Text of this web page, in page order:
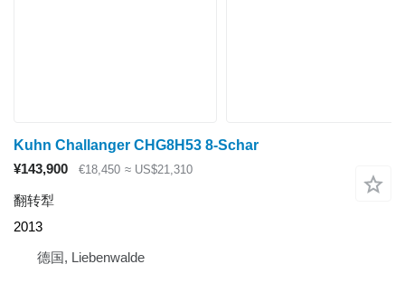
Kuhn Challanger CHG8H53 8-Schar
¥143,900
€18,450 ≈ US$21,310
翻转犁
2013
德国, Liebenwalde